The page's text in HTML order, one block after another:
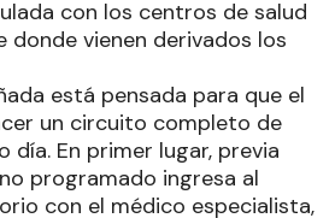
con los centros de salud
donde vienen derivados los
está pensada para que el
un circuito completo de
día. En primer lugar, previa
programado ingresa al
con el médico especialista,